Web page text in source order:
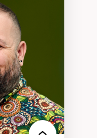
au Canada
des
dans l'espace
des